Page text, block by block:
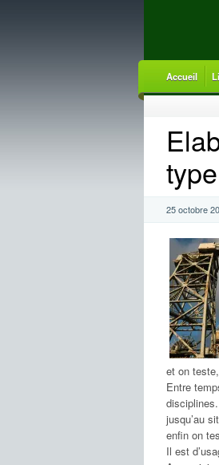
Accueil
25 octobre
et on
Entre
jusqu’au
enfin on
Il est